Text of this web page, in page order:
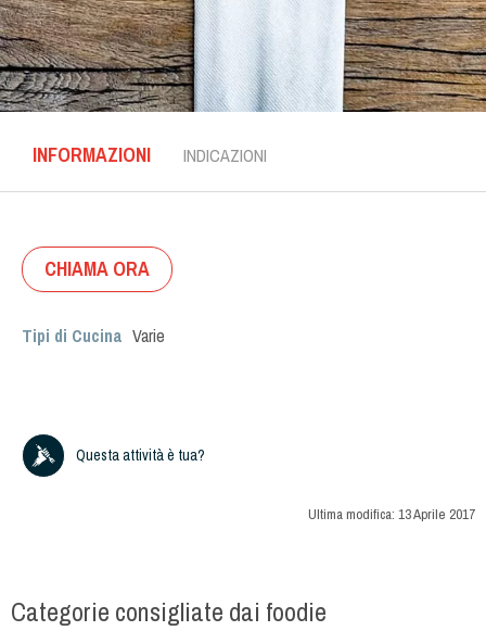
INFORMAZIONI INDICAZIONI
CHIAMA ORA
Tipi di Cucina Varie
Questa attività è tua?
Ultima modifica: 13 Aprile 2017
Categorie consigliate dai foodie